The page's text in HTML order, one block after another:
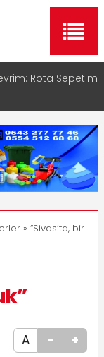
Rota Sepetim
ve Yapay Zeka
Öne Çıkın
Hizmete Girdi
» “Sivas’ta, bir
A - +